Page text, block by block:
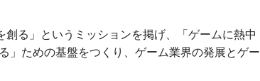
る」というミッションを掲げ、「ゲームに熱中
」ための基盤をつくり、ゲーム業界の発展とゲー